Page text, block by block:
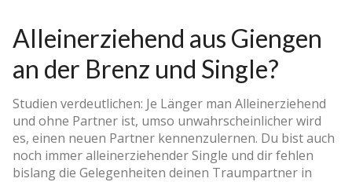
Alleinerziehend aus Giengen
an der Brenz und Single?
Studien verdeutlichen: Je Länger man Alleinerziehend
und ohne Partner ist, umso unwahrscheinlicher wird
es, einen neuen Partner kennenzulernen. Du bist auch
noch immer alleinerziehender Single und dir fehlen
bislang die Gelegenheiten deinen Traumpartner in